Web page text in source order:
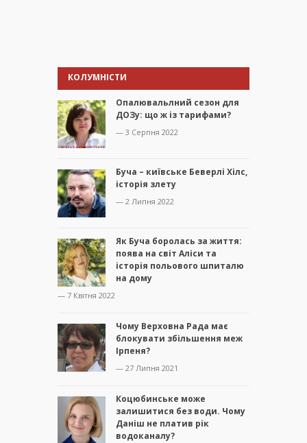
КОЛУМНІСТИ
Опалювальлний сезон для
ДОЗу: що ж із тарифами?
— 3 Серпня 2022
Буча – київське Беверлі Хілс,
історія злету
— 2 Липня 2022
Як Буча боролась за життя:
поява на світ Аліси та
історія польового шпиталю
на дому
— 7 Квітня 2022
Чому Верховна Рада має
блокувати збільшення меж
Ірпеня?
— 27 Липня 2021
Коцюбинське може
залишитися без води. Чому
Даніш не платив рік
водоканалу?